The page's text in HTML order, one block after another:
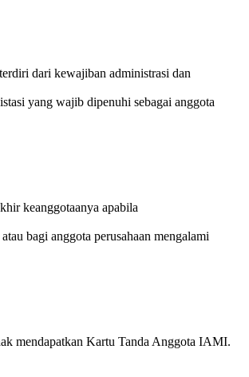
dari kewajiban administrasi dan
yang wajib dipenuhi sebagai anggota
keanggotaanya apabila
bagi anggota perusahaan mengalami
mendapatkan Kartu Tanda Anggota IAMI.